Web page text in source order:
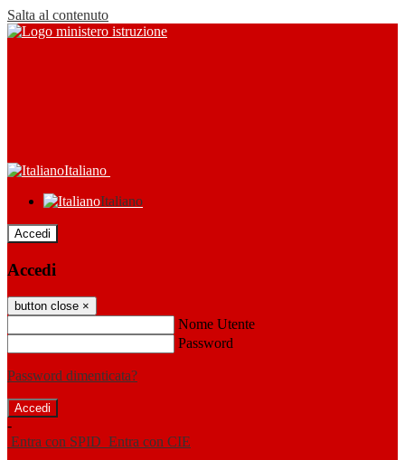
Salta al contenuto
Italiano
Italiano
Accedi
Accedi
button close ×
Nome Utente
Password
Password dimenticata?
-
Entra con SPID Entra con CIE